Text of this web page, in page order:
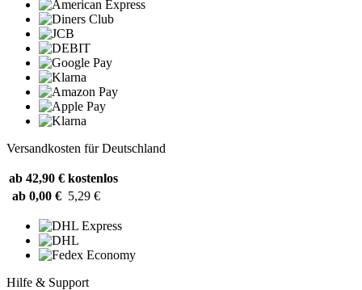
Versandkosten für Deutschland
ab 42,90 € kostenlos
ab 0,00 € 5,29 €
Hilfe & Support